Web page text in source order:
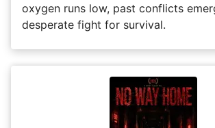
oxygen runs low, past conflicts
desperate fight for survival.